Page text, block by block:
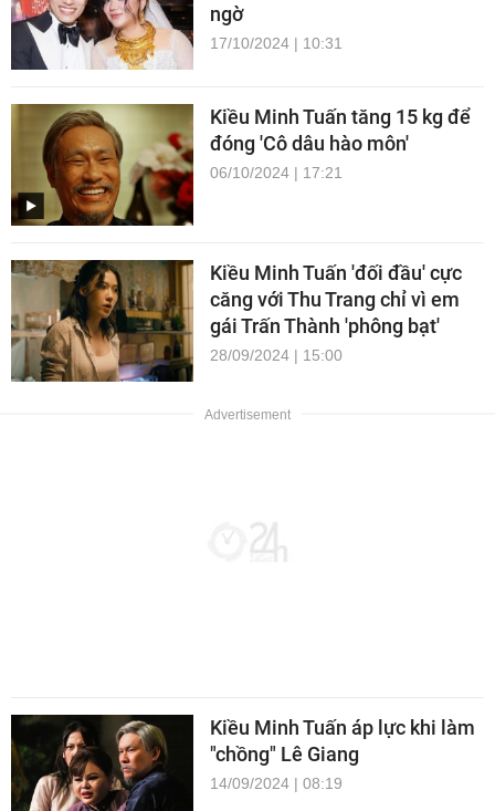
ngờ
17/10/2024 | 10:31
Kiều Minh Tuấn tăng 15 kg để
đóng 'Cô dâu hào môn'
06/10/2024 | 17:21
Kiều Minh Tuấn 'đối đầu' cực
căng với Thu Trang chỉ vì em
gái Trấn Thành 'phông bạt'
28/09/2024 | 15:00
Kiều Minh Tuấn áp lực khi làm
"chồng" Lê Giang
14/09/2024 | 08:19